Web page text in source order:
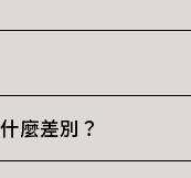
更精準的決策。
路多數資訊難辨真
。
專業團隊，每天在第
替代的採訪人脈。第
透過公開搜尋、
入商周招牌經研室
圈內人深度交流。
決定著財富的流向
麼差別？